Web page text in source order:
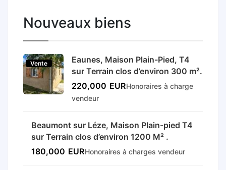
Nouveaux biens
Vente
Eaunes, Maison Plain-Pied, T4
sur Terrain clos d’environ 300 m².
220,000 EURHonoraires à charge
vendeur
Vente
Beaumont sur Léze, Maison Plain-pied T4
sur Terrain clos d’environ 1200 M² .
180,000 EURHonoraires à charges vendeur